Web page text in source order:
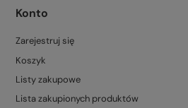
Konto
Zarejestruj się
Koszyk
Listy zakupowe
Lista zakupionych produktów